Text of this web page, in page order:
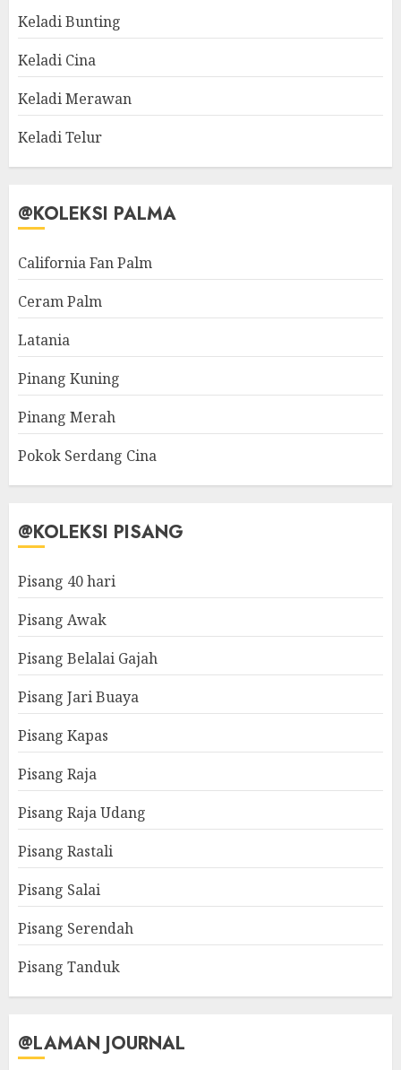
Keladi Bunting
Keladi Cina
Keladi Merawan
Keladi Telur
@KOLEKSI PALMA
California Fan Palm
Ceram Palm
Latania
Pinang Kuning
Pinang Merah
Pokok Serdang Cina
@KOLEKSI PISANG
Pisang 40 hari
Pisang Awak
Pisang Belalai Gajah
Pisang Jari Buaya
Pisang Kapas
Pisang Raja
Pisang Raja Udang
Pisang Rastali
Pisang Salai
Pisang Serendah
Pisang Tanduk
@LAMAN JOURNAL